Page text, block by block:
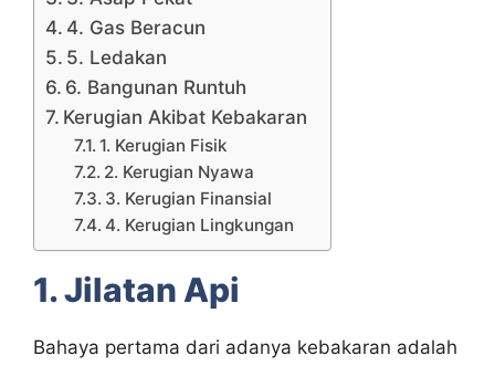
4. Gas Beracun
5. Ledakan
6. Bangunan Runtuh
Kerugian Akibat Kebakaran
1. Kerugian Fisik
2. Kerugian Nyawa
3. Kerugian Finansial
4. Kerugian Lingkungan
1. Jilatan Api
Bahaya pertama dari adanya kebakaran adalah